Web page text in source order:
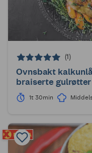
(1)
Ovnsbakt
braiserte gulrøtter
1t 30min